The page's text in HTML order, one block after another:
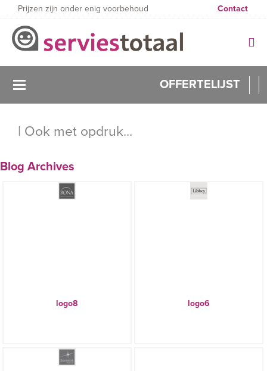
Prijzen zijn onder enig voorbehoud Contact
OFFERTELIJST
| Ook met opdruk...
Blog Archives
logo8 logo6